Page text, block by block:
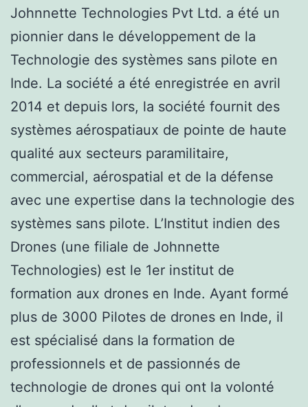
Johnnette Technologies Pvt Ltd. a été un
pionnier dans le développement de la
Technologie des systèmes sans pilote en
Inde. La société a été enregistrée en avril
2014 et depuis lors, la société fournit des
systèmes aérospatiaux de pointe de haute
qualité aux secteurs paramilitaire,
commercial, aérospatial et de la défense
avec une expertise dans la technologie des
systèmes sans pilote. L’Institut indien des
Drones (une filiale de Johnnette
Technologies) est le 1er institut de
formation aux drones en Inde. Ayant formé
plus de 3000 Pilotes de drones en Inde, il
est spécialisé dans la formation de
professionnels et de passionnés de
technologie de drones qui ont la volonté